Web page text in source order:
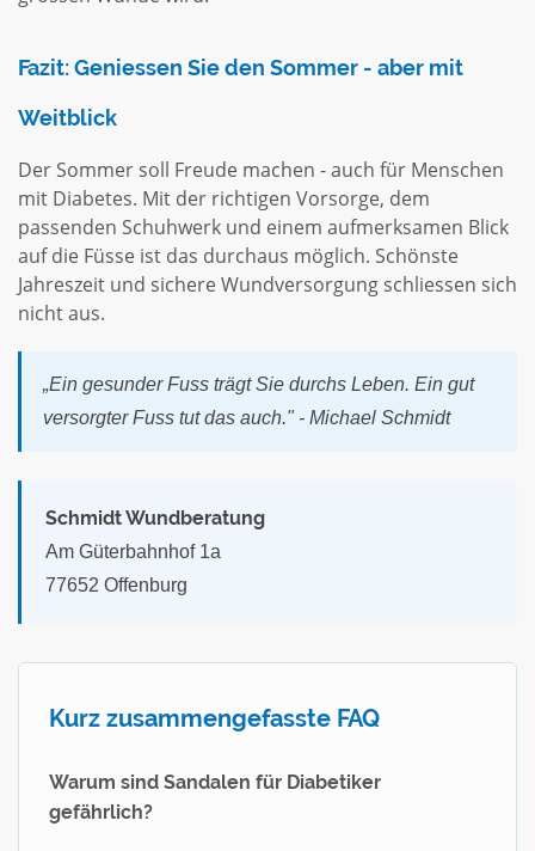
Fazit: Geniessen Sie den Sommer - aber mit
Weitblick
Der Sommer soll Freude machen - auch für Menschen
mit Diabetes. Mit der richtigen Vorsorge, dem
passenden Schuhwerk und einem aufmerksamen Blick
auf die Füsse ist das durchaus möglich. Schönste
Jahreszeit und sichere Wundversorgung schliessen sich
nicht aus.
„Ein gesunder Fuss trägt Sie durchs Leben. Ein gut
versorgter Fuss tut das auch." - Michael Schmidt
Schmidt Wundberatung
Am Güterbahnhof 1a
77652 Offenburg
Kurz zusammengefasste FAQ
Warum sind Sandalen für Diabetiker
gefährlich?